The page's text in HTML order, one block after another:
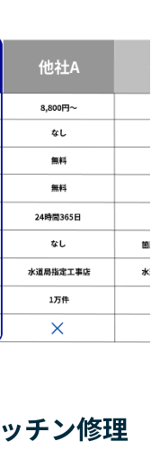
チン修理